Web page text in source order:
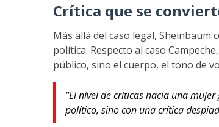
Crítica que se
Más allá del caso legal,
política. Respecto al caso
público, sino el cuerpo, el tono de
“El nivel de críticas hacia una
político, sino con una crítica